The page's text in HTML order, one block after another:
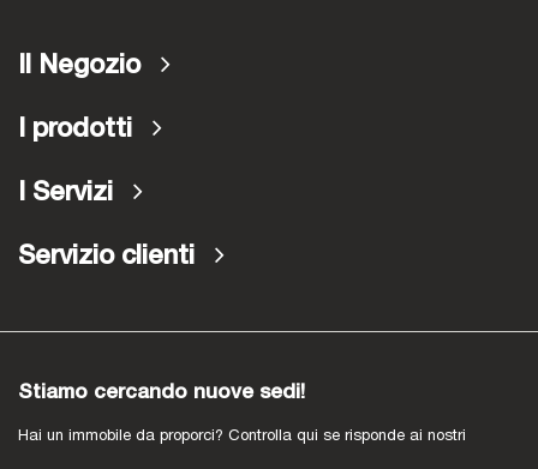
Il Negozio
I prodotti
I Servizi
Servizio clienti
Stiamo cercando nuove sedi!
Hai un immobile da proporci? Controlla qui se risponde ai nostri